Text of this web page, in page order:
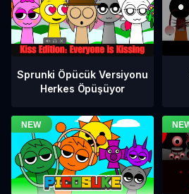
Sprunki Öpücük Versiyonu
Herkes Öpüşüyor